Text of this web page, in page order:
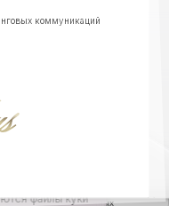
КСЕНИЯ БОРИСОВНА
коммуникаций
файлы кукиданных